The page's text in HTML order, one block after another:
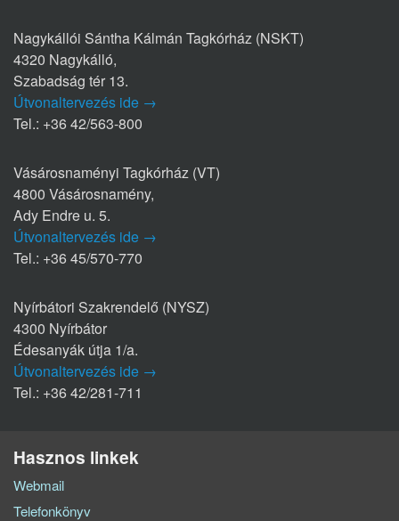
Nagykállói Sántha Kálmán Tagkórház (NSKT)
4320 Nagykálló,
Szabadság tér 13.
Útvonaltervezés ide →
Tel.: +36 42/563-800
Vásárosnaményi Tagkórház (VT)
4800 Vásárosnamény,
Ady Endre u. 5.
Útvonaltervezés ide →
Tel.: +36 45/570-770
Nyírbátori Szakrendelő (NYSZ)
4300 Nyírbátor
Édesanyák útja 1/a.
Útvonaltervezés ide →
Tel.: +36 42/281-711
Hasznos linkek
Webmail
Telefonkönyv